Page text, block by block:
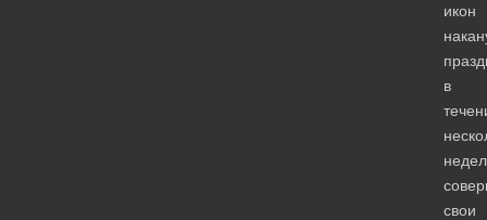
икон
в
свои